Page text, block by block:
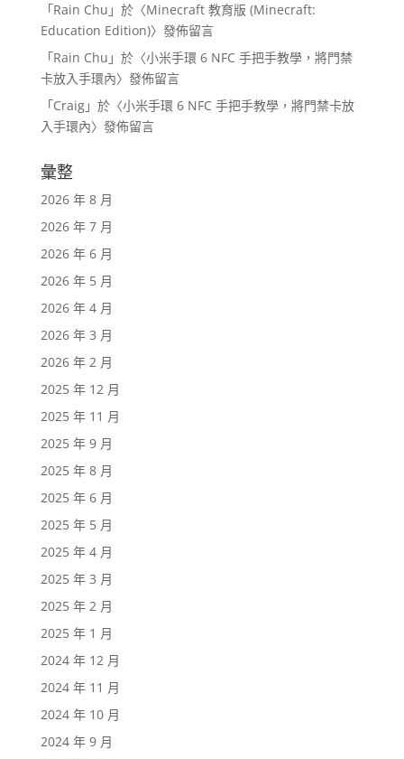
「Rain Chu 」於〈Minecraft 教育版 (Minecraft:
Education Edition)〉發佈留言
「Rain Chu 」於〈小米手環 6 NFC 手把手教學，將門禁
卡放入手環內〉發佈留言
「Craig」於〈小米手環 6 NFC 手把手教學，將門禁卡放
入手環內〉發佈留言
彙整
2026 年 8 月
2026 年 7 月
2026 年 6 月
2026 年 5 月
2026 年 4 月
2026 年 3 月
2026 年 2 月
2025 年 12 月
2025 年 11 月
2025 年 9 月
2025 年 8 月
2025 年 6 月
2025 年 5 月
2025 年 4 月
2025 年 3 月
2025 年 2 月
2025 年 1 月
2024 年 12 月
2024 年 11 月
2024 年 10 月
2024 年 9 月